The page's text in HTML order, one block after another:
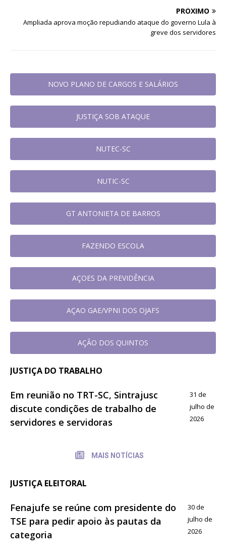
PRÓXIMO
Ampliada aprova moção repudiando ataque do governo Lula à
greve dos servidores
NOVO PLANO DE CARGOS E SALÁRIOS
JUSTIÇA SOB ATAQUE
NUTEC-SC
NUTIC-SC
GT ANTONIETA DE BARROS
FAZENDO ESCOLA
AÇOES DA PREVIDÊNCIA
AÇAO GAE/VPNI DOS OJAFS
AÇÃO DOS QUINTOS
JUSTIÇA DO TRABALHO
Em reunião no TRT-SC, Sintrajusc
discute condições de trabalho de
servidores e servidoras
31 de
julho de
2026
MAIS NOTÍCIAS
JUSTIÇA ELEITORAL
Fenajufe se reúne com presidente do
TSE para pedir apoio às pautas da
categoria
30 de
julho de
2026